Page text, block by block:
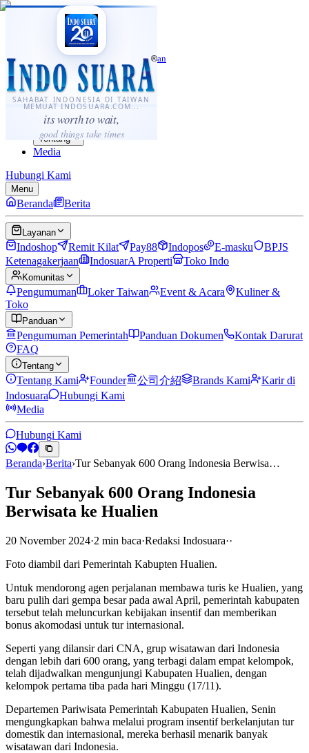
SAHABAT INDONESIA DI TAIWAN
MEMUAT INDOSUARA.COM...
its worth to wait,
good things take times
·...
⌘K
Sahabat Indonesia di Taiwan
Berita
Layanan
Komunitas
Panduan
Tentang
Media
Hubungi Kami
Menu
Beranda Berita
Layanan
Indoshop Remit Kilat Pay88 Indopos E-masku
BPJS
Ketenagakerjaan
IndosuarA Properti Toko Indo
Komunitas
Pengumuman Loker Taiwan Event & Acara
Kuliner &
Toko
Panduan
Pengumuman Pemerintah Panduan Dokumen
Kontak Darurat
FAQ
Tentang
Tentang Kami Founder 公司介紹 Brands Kami
Karir di
Indosuara
Hubungi Kami
Media
Hubungi Kami
Beranda›Berita›Tur Sebanyak 600 Orang Indonesia Berwisa…
Tur Sebanyak 600 Orang Indonesia
Berwisata ke Hualien
20 November 2024·2 min baca·Redaksi Indosuara··
Foto diambil dari Pemerintah Kabupten Hualien.
Untuk mendorong agen perjalanan membawa turis ke Hualien, yang
baru pulih dari gempa besar pada awal April, pemerintah kabupaten
tersebut telah meluncurkan kebijakan insentif dan memberikan
bonus akomodasi untuk tur internasional.
Seperti yang dilansir dari CNA, grup wisatawan dari Indonesia
dengan lebih dari 600 orang, yang terbagi dalam empat kelompok,
telah dijadwalkan mengunjungi Kabupaten Hualien, dengan
kelompok pertama tiba pada hari Minggu (17/11).
Departemen Pariwisata Pemerintah Kabupaten Hualien, Senin
mengungkapkan bahwa melalui program insentif berkelanjutan tur
domestik dan internasional, mereka berhasil menarik banyak
wisatawan dari Indonesia.